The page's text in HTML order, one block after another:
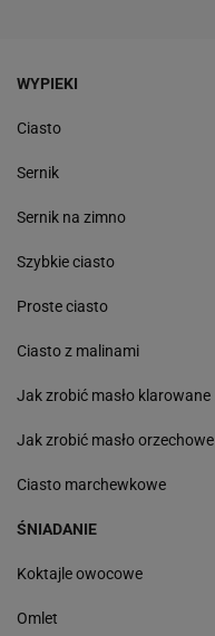
WYPIEKI
Ciasto
Sernik
Sernik na zimno
Szybkie ciasto
Proste ciasto
Ciasto z malinami
Jak zrobić masło klarowane
Jak zrobić masło orzechowe
Ciasto marchewkowe
ŚNIADANIE
Koktajle owocowe
Omlet